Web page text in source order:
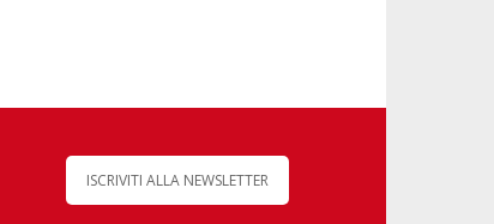
ISCRIVITI ALLA NEWSLETTER